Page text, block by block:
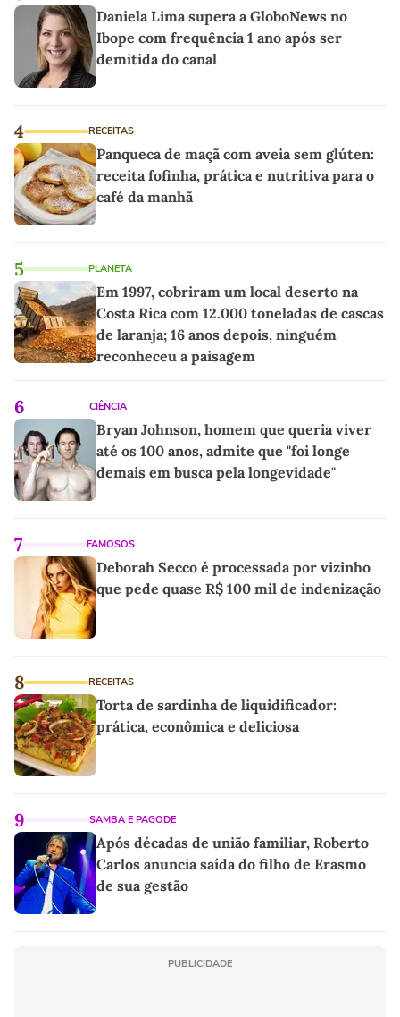
Daniela Lima supera a GloboNews no
Ibope com frequência 1 ano após ser
demitida do canal
4 RECEITAS
Panqueca de maçã com aveia sem glúten:
receita fofinha, prática e nutritiva para o
café da manhã
5 PLANETA
Em 1997, cobriram um local deserto na
Costa Rica com 12.000 toneladas de cascas
de laranja; 16 anos depois, ninguém
reconheceu a paisagem
6 CIÊNCIA
Bryan Johnson, homem que queria viver
até os 100 anos, admite que "foi longe
demais em busca pela longevidade"
7 FAMOSOS
Deborah Secco é processada por vizinho
que pede quase R$ 100 mil de indenização
8 RECEITAS
Torta de sardinha de liquidificador:
prática, econômica e deliciosa
9 SAMBA E PAGODE
Após décadas de união familiar, Roberto
Carlos anuncia saída do filho de Erasmo
de sua gestão
PUBLICIDADE